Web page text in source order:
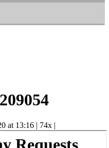
at 13:16 | 74x |